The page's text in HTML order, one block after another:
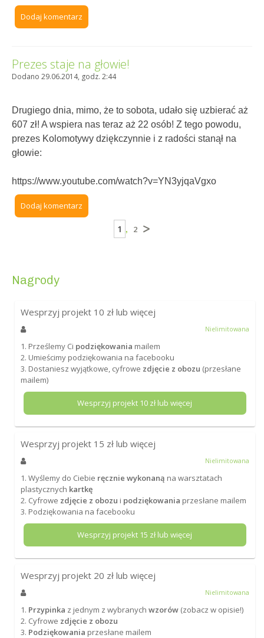
Dodaj komentarz
Prezes staje na głowie!
Dodano 29.06.2014, godz. 2:44
Drugiego dnia, mimo, że to sobota, udało się uzbierać aż
607 zł! A wspiera nas teraz aż 22 osób! Z tego powodu,
prezes Kolomotywy dziękczynnie i z radości stanął na
głowie:
https://www.youtube.com/watch?v=YN3yjqaVgxo
Dodaj komentarz
1 , 2
Nagrody
Wesprzyj projekt 10 zł lub więcej
Nielimitowana
1. Prześlemy Ci podziękowania mailem
2. Umieścimy podziękowania na facebooku
3. Dostaniesz wyjątkowe, cyfrowe zdjęcie z obozu (przesłane
mailem)
Wesprzyj projekt 10 zł lub więcej
Wesprzyj projekt 15 zł lub więcej
Nielimitowana
1. Wyślemy do Ciebie ręcznie wykonaną na warsztatach
plastycznych kartkę
2. Cyfrowe zdjęcie z obozu i podziękowania przesłane mailem
3. Podziękowania na facebooku
Wesprzyj projekt 15 zł lub więcej
Wesprzyj projekt 20 zł lub więcej
Nielimitowana
1. Przypinka z jednym z wybranych wzorów(zobacz w opisie!)
2. Cyfrowe zdjęcie z obozu
3. Podziękowania przesłane mailem